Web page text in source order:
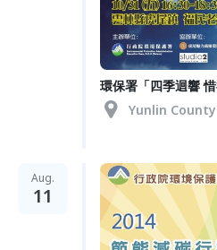
環保署「四季迴響
Yunlin County
Aug.
11